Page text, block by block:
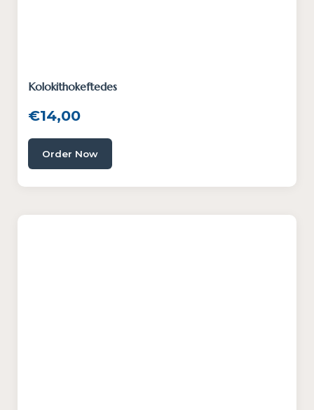
Kolokithokeftedes
€14,00
Order Now